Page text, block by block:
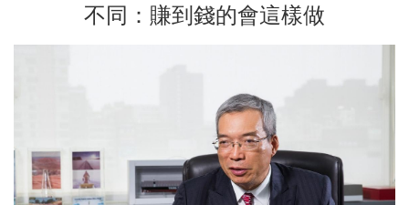
不同：賺到錢的會這樣做